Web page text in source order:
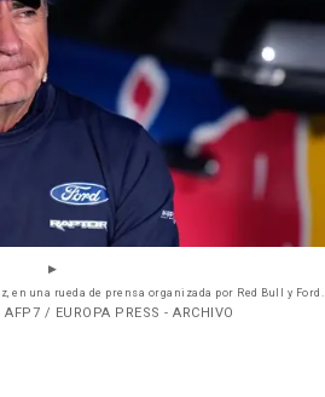
en una rueda de prensa organizada por Red Bull y Ford.
/ EUROPA PRESS - ARCHIVO